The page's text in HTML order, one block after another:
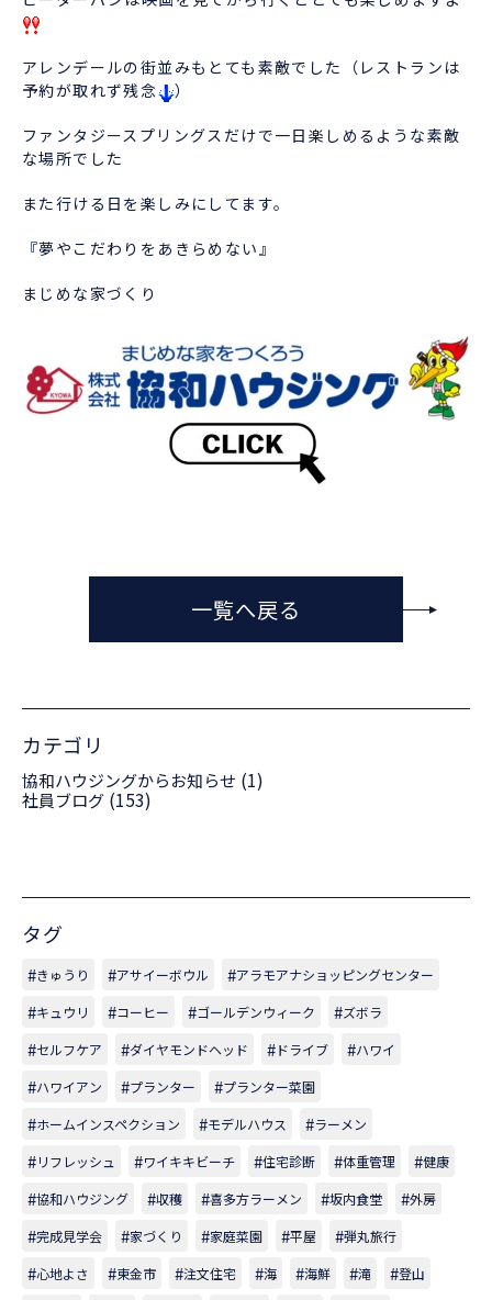
アレンデールの街並みもとても素敵でした（レストランは
予約が取れず残念
）
ファンタジースプリングスだけで一日楽しめるような素敵
な場所でした
また行ける日を楽しみにしてます。
『夢やこだわりをあきらめない』
まじめな家づくり
一覧へ戻る
カテゴリ
協和ハウジングからお知らせ (1)
社員ブログ (153)
タグ
きゅうり アサイーボウル
アラモアナショッピングセンター
キュウリ
コーヒー ゴールデンウィーク
ズボラ
セルフケア
ダイヤモンドヘッド ドライブ
ハワイ
ハワイアン
プランター
プランター菜園
ホームインスペクション
モデルハウス
ラーメン
リフレッシュ
ワイキキビーチ 住宅診断 体重管理
健康
協和ハウジング
収穫 喜多方ラーメン 坂内食堂
外房
完成見学会
家づくり 家庭菜園 平屋
弾丸旅行
心地よさ
東金市 注文住宅 海 海鮮 滝
登山